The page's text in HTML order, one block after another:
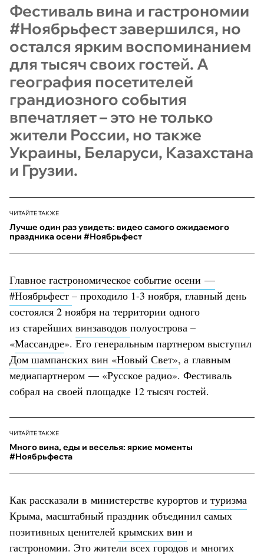
Фестиваль вина и гастрономии
#Ноябрьфест завершился, но
остался ярким воспоминанием
для тысяч своих гостей. А
география посетителей
грандиозного события
впечатляет – это не только
жители России, но также
Украины, Беларуси, Казахстана
и Грузии.
ЧИТАЙТЕ ТАКЖЕ
Лучше один раз увидеть: видео самого ожидаемого
праздника осени #Ноябрьфест
Главное гастрономическое событие осени —
#Ноябрьфест – проходило 1-3 ноября, главный день
состоялся 2 ноября на территории одного
из старейших винзаводов полуострова –
«Массандре». Его генеральным партнером выступил
Дом шампанских вин «Новый Свет», а главным
медиапартнером — «Русское радио». Фестиваль
собрал на своей площадке 12 тысяч гостей.
ЧИТАЙТЕ ТАКЖЕ
Много вина, еды и веселья: яркие моменты
#Ноябрьфеста
Как рассказали в министерстве курортов и туризма
Крыма, масштабный праздник объединил самых
позитивных ценителей крымских вин и
гастрономии. Это жители всех городов и многих